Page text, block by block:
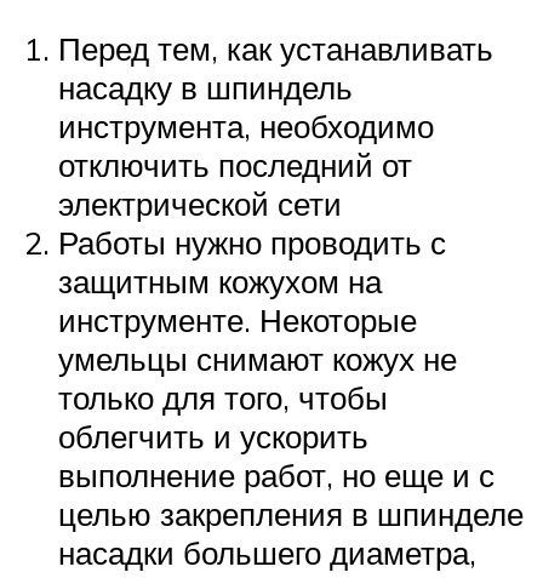
Перед тем, как устанавливать
насадку в шпиндель
инструмента, необходимо
отключить последний от
электрической сети
Работы нужно проводить с
защитным кожухом на
инструменте. Некоторые
умельцы снимают кожух не
только для того, чтобы
облегчить и ускорить
выполнение работ, но еще и с
целью закрепления в шпинделе
насадки большего диаметра,